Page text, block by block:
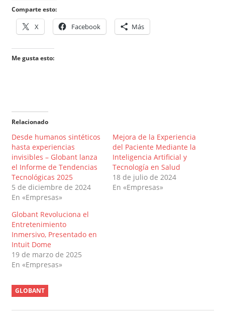
Comparte esto:
X Facebook Más
Me gusta esto:
Relacionado
Desde humanos sintéticos
hasta experiencias
invisibles – Globant lanza
el Informe de Tendencias
Tecnológicas 2025
5 de diciembre de 2024
En «Empresas»
Mejora de la Experiencia
del Paciente Mediante la
Inteligencia Artificial y
Tecnología en Salud
18 de julio de 2024
En «Empresas»
Globant Revoluciona el
Entretenimiento
Inmersivo, Presentado en
Intuit Dome
19 de marzo de 2025
En «Empresas»
GLOBANT